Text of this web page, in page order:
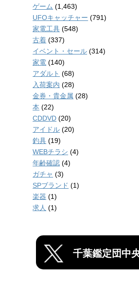
ゲーム (1,463)
UFOキャッチャー (791)
家電工具 (548)
古着 (337)
イベント・セール (314)
家電 (140)
アダルト (68)
入荷案内 (28)
金券・貴金属 (28)
本 (22)
CDDVD (20)
アイドル (20)
釣具 (19)
WEBチラシ (4)
年齢確認 (4)
ガチャ (3)
SPブランド (1)
楽器 (1)
求人 (1)
千葉鑑定団中